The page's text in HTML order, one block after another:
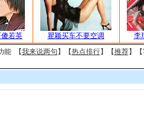
若英 瞿颖买车不要空调
李
能 【我来说两句 】【热点排行】【推荐】【